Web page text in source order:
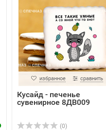
избранное сравнить
Кусайд - печенье
сувенирное 8ДВ009
(0)